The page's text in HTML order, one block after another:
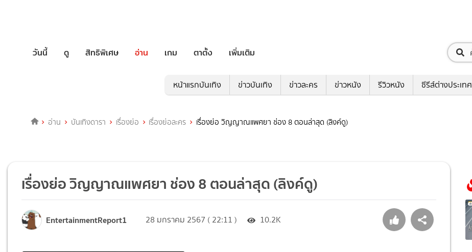
วันนี้ ดู สิทธิพิเศษ อ่าน เกม ตาตั้ง เพิ่มเติม
หน้าแรกบันเทิง ข่าวบันเทิง ข่าวละคร ข่าวหนัง รีวิวหนัง ซีรีส์ต่างประเทศ
อ่าน บันเทิงดารา เรื่องย่อ เรื่องย่อละคร เรื่องย่อ วิญญาณแพศยา ช่อง 8 ตอนล่าสุด (ลิงค์ดู)
เรื่องย่อ วิญญาณแพศยา ช่อง 8 ตอนล่าสุด (ลิงค์ดู)
EntertainmentReport1 28 มกราคม 2567 ( 22:11 ) 10.2K